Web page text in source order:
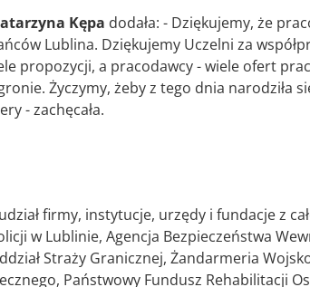
Kępa dodała: - Dziękujemy, że
Lublina. Dziękujemy Uczelni za
propozycji, a pracodawcy - wiele ofert
Życzymy, żeby z tego dnia narodziła
- zachęcała.
firmy, instytucje, urzędy i fundacje z
w Lublinie, Agencja Bezpieczeństwa
Straży Granicznej, Żandarmeria
Państwowy Fundusz Rehabilitacji